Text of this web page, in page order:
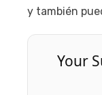
y también
Your